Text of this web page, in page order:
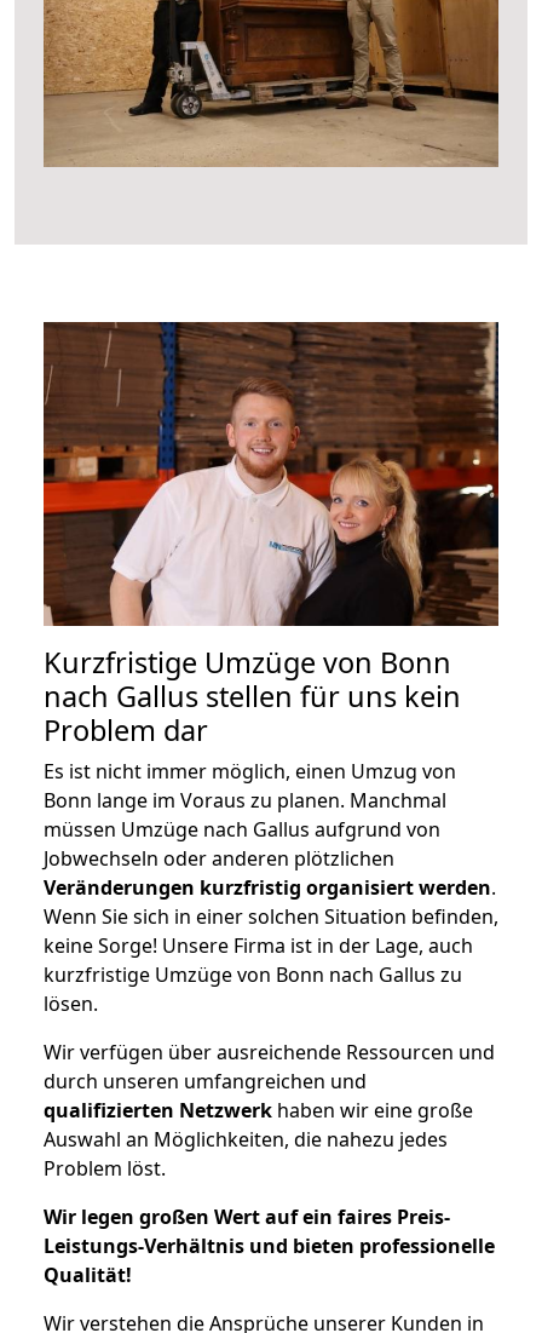
Kurzfristige Umzüge von Bonn
nach Gallus stellen für uns kein
Problem dar
Es ist nicht immer möglich, einen Umzug von
Bonn lange im Voraus zu planen. Manchmal
müssen Umzüge nach Gallus aufgrund von
Jobwechseln oder anderen plötzlichen
Veränderungen kurzfristig organisiert werden.
Wenn Sie sich in einer solchen Situation befinden,
keine Sorge! Unsere Firma ist in der Lage, auch
kurzfristige Umzüge von Bonn nach Gallus zu
lösen.
Wir verfügen über ausreichende Ressourcen und
durch unseren umfangreichen und
qualifizierten Netzwerk haben wir eine große
Auswahl an Möglichkeiten, die nahezu jedes
Problem löst.
Wir legen großen Wert auf ein faires Preis-
Leistungs-Verhältnis und bieten professionelle
Qualität!
Wir verstehen die Ansprüche unserer Kunden in